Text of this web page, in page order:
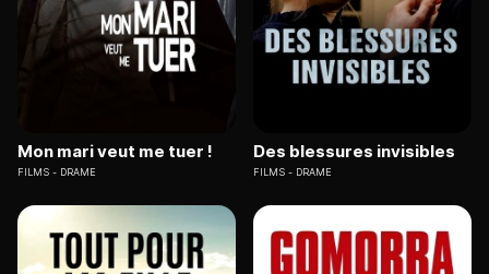
Mon mari veut me tuer !
FILMS DRAME
Des blessures invisibles
FILMS DRAME